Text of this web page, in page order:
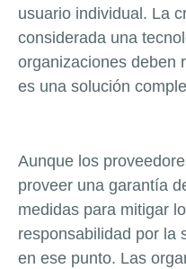
usuario individual. La
considerada una
organizaciones deben
es una solución
Aunque los
proveer una garantía
medidas para mitigar
responsabilidad por la
en ese punto. Las